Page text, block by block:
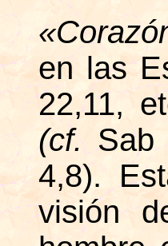
en las
22,11,
(cf.Sab
4,8).
visión